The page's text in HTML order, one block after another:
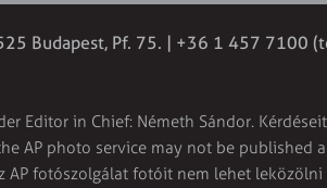
Budapest, Pf. 75. | +36 1 457 7100
Editor in Chief: Németh Sándor.
AP photo service may not be
AP fotószolgálat fotóit nem lehet